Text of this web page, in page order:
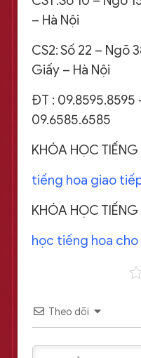
– Hà Nội
CS2: Số 22 – Ngõ
Giấy – Hà Nội
ĐT :
09.6585.6585
KHÓA HỌC TIẾNG
tiếng hoa giao
KHÓA HỌC TIẾNG
học tiếng hoa
Theo dõi